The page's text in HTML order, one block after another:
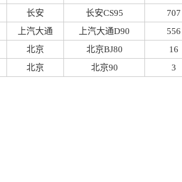
长安
长安CS95 707
上汽大通
上汽大通D90 556
北京
北京BJ80 16
北京
北京90 3